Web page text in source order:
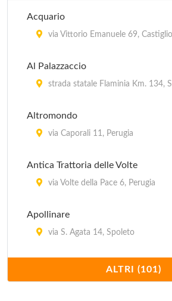
Acquario
via Vittorio Emanuele 69,
Al Palazzaccio
strada statale Flaminia Km. 134,
Altromondo
via Caporali 11, Perugia
Antica Trattoria delle Volte
via Volte della Pace 6, Perugia
Apollinare
via S. Agata 14, Spoleto
via Garibaldi 73/A, Foligno
ALTRI (101)